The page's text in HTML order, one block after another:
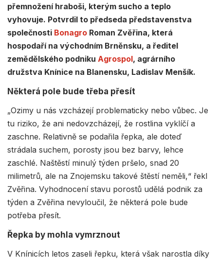
přemnožení hraboši, kterým sucho a teplo
vyhovuje. Potvrdil to předseda představenstva
společnosti Bonagro Roman Zvěřina, která
hospodaří na východním Brněnsku, a ředitel
zemědělského podniku Agrospol, agrárního
družstva Knínice na Blanensku, Ladislav Menšík.
Některá pole bude třeba přesít
„Ozimy u nás vzcházejí problematicky nebo vůbec. Je
tu riziko, že ani nedovzcházejí, že rostlina vyklíčí a
zaschne. Relativně se podařila řepka, ale doteď
strádala suchem, porosty jsou bez barvy, lehce
zaschlé. Naštěstí minulý týden pršelo, snad 20
milimetrů, ale na Znojemsku takové štěstí neměli,“ řekl
Zvěřina. Vyhodnocení stavu porostů udělá podnik za
týden a Zvěřina nevyloučil, že některá pole bude
potřeba přesít.
Řepka by mohla vymrznout
V Knínicích letos zaseli řepku, která však narostla díky